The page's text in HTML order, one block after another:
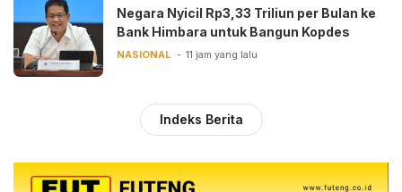
Negara Nyicil Rp3,33 Triliun per Bulan ke
Bank Himbara untuk Bangun Kopdes
NASIONAL 11 jam yang lalu
Indeks Berita